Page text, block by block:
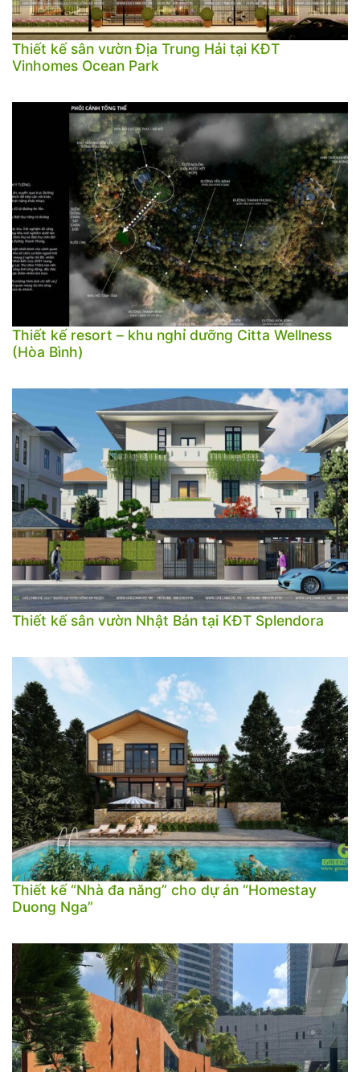
Thiết kế sân vườn Địa Trung Hải tại KĐT
Vinhomes Ocean Park
Thiết kế resort – khu nghỉ dưỡng Citta Wellness
(Hòa Bình)
Thiết kế sân vườn Nhật Bản tại KĐT Splendora
Thiết kế “Nhà đa năng” cho dự án “Homestay
Duong Nga”